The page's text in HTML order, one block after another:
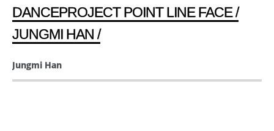
DANCEPROJECT POINT LINE FACE /
JUNGMI HAN /
Jungmi Han